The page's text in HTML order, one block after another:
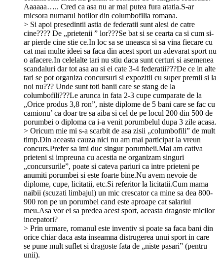
Aaaaaa….. Cred ca asa nu ar mai putea fura atatia.S-ar
micsora numarul hotilor din columbofilia romana.
> Si apoi presedintii astia de federatii sunt alesi de catre
cine???? De „prietenii ” lor???Se bat si se cearta ca si cum si-
ar pierde cine stie ce.In loc sa se uneasca si sa vina fiecare cu
cat mai multe ideei sa faca din acest sport un adevarat sport nu
o afacere.In celelalte tari nu stiu daca sunt certuri si asemenea
scandaluri dar tot asa au si ei cate 3-4 federatii???De ce in alte
tari se pot organiza concursuri si expozitii cu super premii si la
noi nu??? Unde sunt toti banii care se stang de la
columbofili???Le arunca in fata 2-3 cupe cumparate de la
„Orice produs 3,8 ron”, niste diplome de 5 bani care se fac cu
camionu’ ca doar tre sa aiba si cel de pe locul 200 din 500 de
porumbei o diploma ca i-a venit porumbelul dupa 3 zile acasa.
> Oricum mie mi s-a scarbit de asa zisii „columbofili” de mult
timp.Din aceasta cauza nici nu am mai participat la vreun
concurs.Prefer sa imi duc singur porumbeii.Mai am cativa
prieteni si impreuna cu acestia ne organizam singuri
„concursurile”, poate si cateva pariuri ca intre prieteni pe
anumiti porumbei si este foarte bine.Nu avem nevoie de
diplome, cupe, licitatii, etc.Si referitor la licitatii.Cum mama
naibii (scuzati limbajul) un mic crescator ca mine sa dea 800-
900 ron pe un porumbel cand este aproape cat salariul
meu.Asa vor ei sa predea acest sport, aceasta dragoste micilor
incepatori?
> Prin urmare, romanul este inventiv si poate sa faca bani din
orice chiar daca asta inseamna distrugerea unui sport in care
se pune mult suflet si dragoste fata de „niste pasari” (pentru
unii).